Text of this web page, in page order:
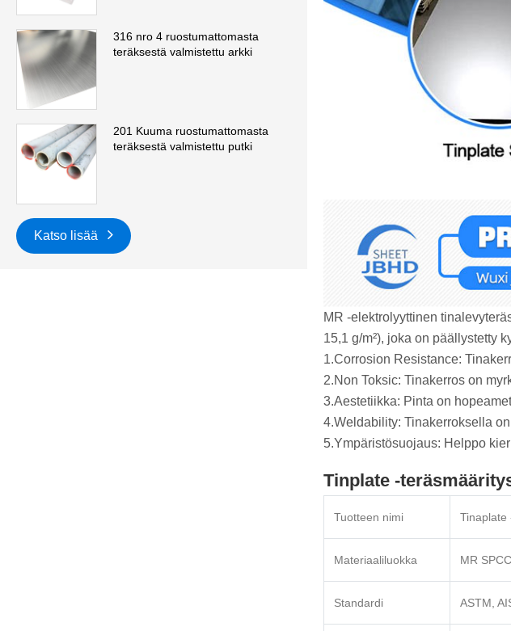
316 nro 4 ruostumattomasta
teräksestä valmistettu arkki
201 Kuuma ruostumattomasta
teräksestä valmistettu putki
Katso lisää
MR -elektrolyyttinen
15,1 g/m²), joka on päällystetty
‌1.Corrosion Resistance‌:
‌2.Non Toksic‌: Tinakerros on
‌3.Aestetiikka‌: Pinta on
‌4.Weldability‌: Tinakerroksella
‌5.Ympäristösuojaus‌: Helppo
Tinplate -
Tuotteen nimi Tinaplate
Materiaaliluokka MR
Standardi ASTM,